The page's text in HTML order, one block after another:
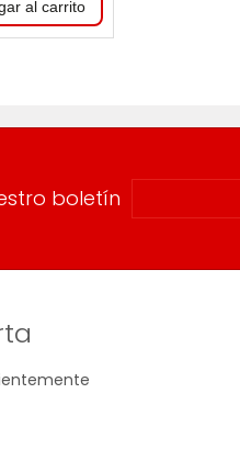
boletín